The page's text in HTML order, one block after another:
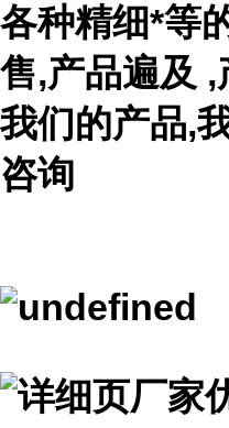
各种精细*等
售,产品遍及
我们的产品,
咨询